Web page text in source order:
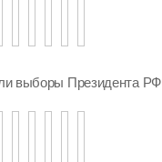
выборы Президента РФ